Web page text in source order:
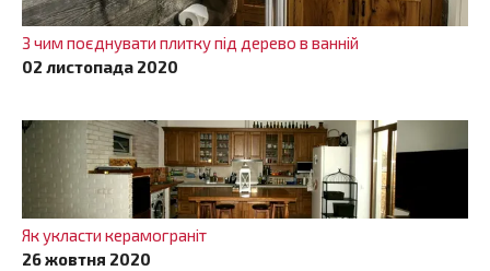
З чим поєднувати плитку під дерево в ванній
02 листопада 2020
Як укласти керамограніт
26 жовтня 2020